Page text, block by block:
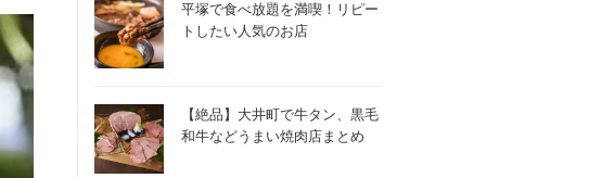
平塚で食べ放題を満喫！リピー
トしたい人気のお店
【絶品】大井町で牛タン、黒毛
和牛などうまい焼肉店まとめ